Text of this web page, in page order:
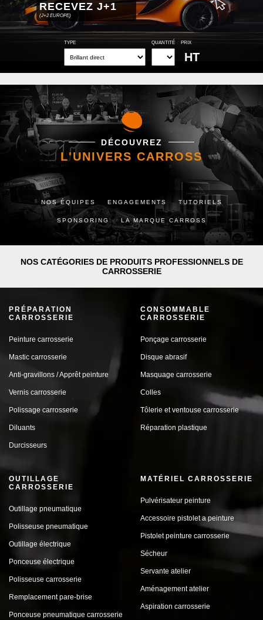
RECEVEZ J+1
(J+2 EUROPE)
TYPE QUANTITÉ PRIX
HT
DÉCOUVREZ
L'UNIVERS CARROSS
NOS ÉQUIPES ENGAGEMENTS TUTORIELS
SPONSORING LA MARQUE CARROSS
NOS CATÉGORIES DE PRODUITS PROFESSIONNELS DE
CARROSSERIE
PRÉPARATION
CARROSSERIE
Peinture carrosserie
Mastic carrosserie
Anti-gravillons / Apprêt peinture
Vernis carrosserie
Polissage carrosserie
Diluants
Durcisseurs
CONSOMMABLE
CARROSSERIE
Ponçage carrosserie
Disque abrasif
Masquage carrosserie
Colles
Tôlerie et ventouse carrosserie
Réparation plastique
OUTILLAGE
CARROSSERIE
Outillage pneumatique
Polisseuse pneumatique
Outillage électrique
Ponceuse électrique
Polisseuse carrosserie
Remplacement pare-brise
Ponceuse pneumatique carrosserie
MATÉRIEL CARROSSERIE
Pulvérisateur peinture
Accessoire pistolet a peinture
Pistolet peinture carrosserie
Sécheur
Servante atelier
Aménagement atelier
Aspiration carrosserie